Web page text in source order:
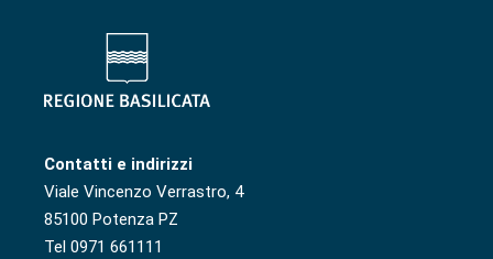
Contatti e indirizzi
Viale Vincenzo Verrastro, 4
85100 Potenza PZ
Tel 0971 661111